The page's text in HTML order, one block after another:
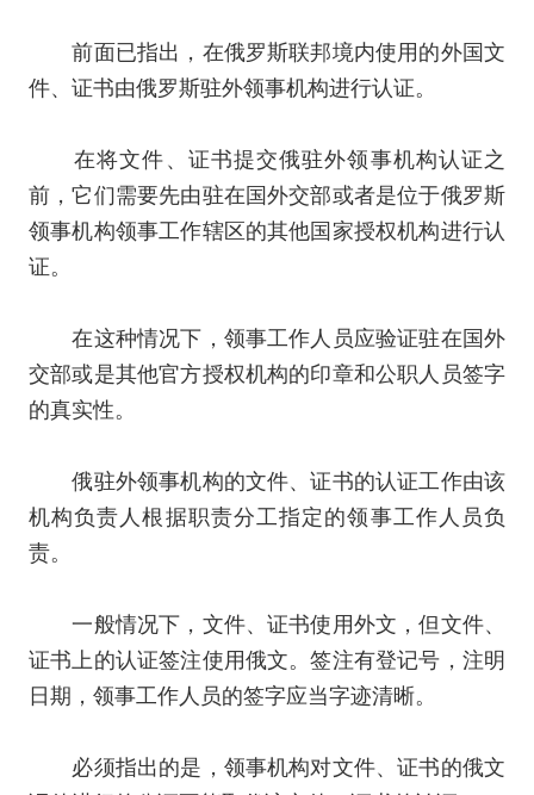
前面已指出，在俄罗斯联邦境内使用的外国文
件、证书由俄罗斯驻外领事机构进行认证。
在将文件、证书提交俄驻外领事机构认证之
前，它们需要先由驻在国外交部或者是位于俄罗斯
领事机构领事工作辖区的其他国家授权机构进行认
证。
在这种情况下，领事工作人员应验证驻在国外
交部或是其他官方授权机构的印章和公职人员签字
的真实性。
俄驻外领事机构的文件、证书的认证工作由该
机构负责人根据职责分工指定的领事工作人员负
责。
一般情况下，文件、证书使用外文，但文件、
证书上的认证签注使用俄文。签注有登记号，注明
日期，领事工作人员的签字应当字迹清晰。
必须指出的是，领事机构对文件、证书的俄文